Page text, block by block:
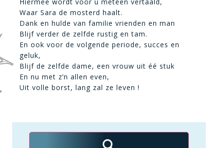
Waar Sara de mosterd haalt.
Dank en hulde van familie vrienden en man
Blijf verder de zelfde rustig en tam.
En ook voor de volgende periode, succes en
geluk,
Blijf de zelfde dame, een vrouw uit éé stuk
En nu met z’n allen even,
Uit volle borst, lang zal ze leven !